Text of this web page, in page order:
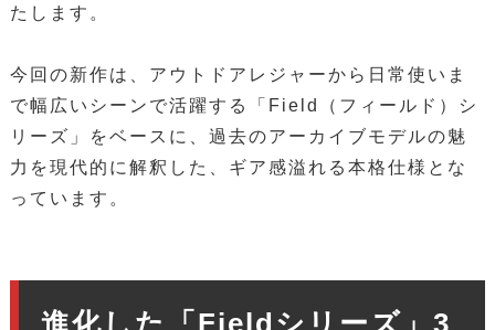
たします。
今回の新作は、アウトドアレジャーから日常使いま
で幅広いシーンで活躍する「Field（フィールド）シ
リーズ」をベースに、過去のアーカイブモデルの魅
力を現代的に解釈した、ギア感溢れる本格仕様とな
っています。